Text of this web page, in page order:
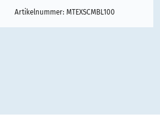
Artikelnummer: MTEXSCMBL100